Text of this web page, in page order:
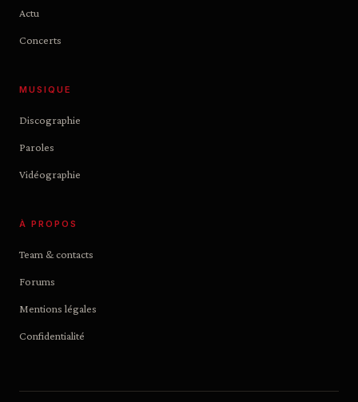
Actu
Concerts
MUSIQUE
Discographie
Paroles
Vidéographie
À PROPOS
Team & contacts
Forums
Mentions légales
Confidentialité